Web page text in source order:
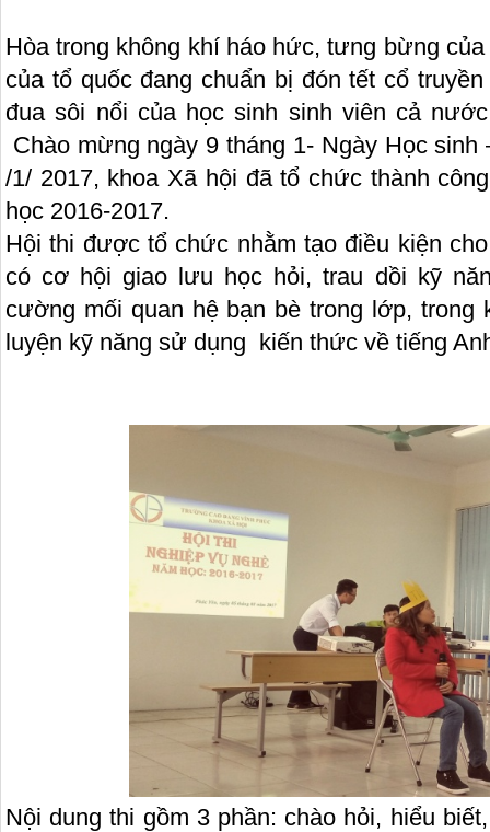
Hòa trong không khí háo hức, tưng bừng
của tổ quốc đang chuẩn bị đón tết cổ
đua sôi nổi của học sinh sinh viên cả
Chào mừng ngày 9 tháng 1- Ngày Học
/1/ 2017, khoa Xã hội đã tổ chức thành
học 2016-2017.
Hội thi được tổ chức nhằm tạo điều kiện
có cơ hội giao lưu học hỏi, trau dồi kỹ
cường mối quan hệ bạn bè trong lớp, trong
luyện kỹ năng sử dụng kiến thức về tiếng
Nội dung thi gồm 3 phần: chào hỏi, hiểu